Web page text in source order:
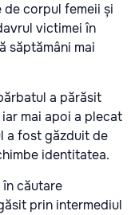
corpul femeii și
victimei în
săptămâni mai
a părăsit
mai apoi a plecat
a fost găzduit de
identitatea.
căutare
prin intermediul